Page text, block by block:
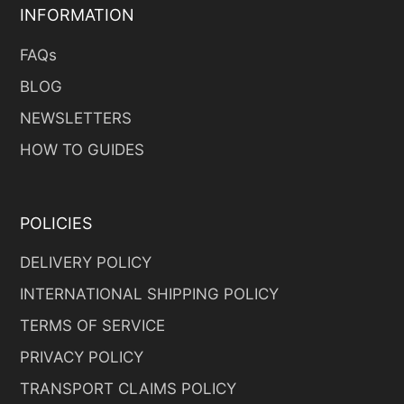
INFORMATION
FAQs
BLOG
NEWSLETTERS
HOW TO GUIDES
POLICIES
DELIVERY POLICY
INTERNATIONAL SHIPPING POLICY
TERMS OF SERVICE
PRIVACY POLICY
TRANSPORT CLAIMS POLICY